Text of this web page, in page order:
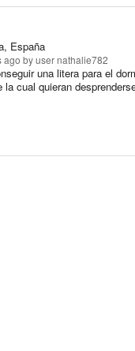
España
ago by user nathalie782
una litera para el
la cual quieran